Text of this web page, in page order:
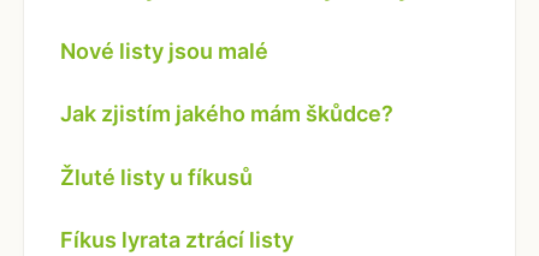
Nové listy jsou malé
Jak zjistím jakého mám škůdce?
Žluté listy u fíkusů
Fíkus lyrata ztrácí listy